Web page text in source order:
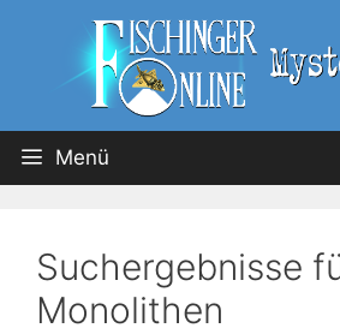
Menü
Suchergebnisse
Monolithen